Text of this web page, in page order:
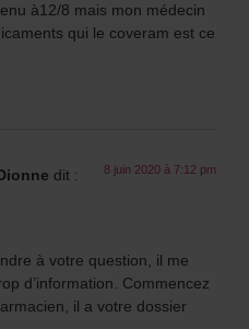
à12/8 mais mon médecin
qui le coveram est ce
dit : 8 juin 2020 à 7:12 pm
à votre question, il me
d’information. Commencez
il a votre dossier